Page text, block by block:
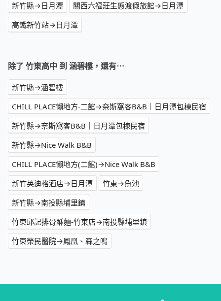
新竹縣→日月潭
關西六福莊生態渡假旅館→日月潭
高鐵新竹站→日月潭
除了 竹東高中 到 涵碧樓，還有⋯
新竹縣→涵碧樓
CHILL PLACE懶地方-二館→奈斯窩客B&B｜日月潭包棟民宿
新竹縣→奈斯窩客B&B｜日月潭包棟民宿
新竹縣→Nice Walk B&B
CHILL PLACE懶地方(二館)→Nice Walk B&B
新竹英迪格酒店→日月潭
竹東→魚池
新竹縣→南投縣埔里鎮
竹東邱記排骨酥麵-竹東店→南投縣埔里鎮
竹東榮民醫院→鳳凰、森之鳴